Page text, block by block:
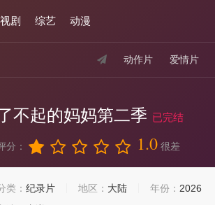
剧 综艺 动漫
动作片 爱情片
不起的妈妈第二季 已完结
分： 1.0 很差
类： 纪录片 地区： 大陆 年份： 2026